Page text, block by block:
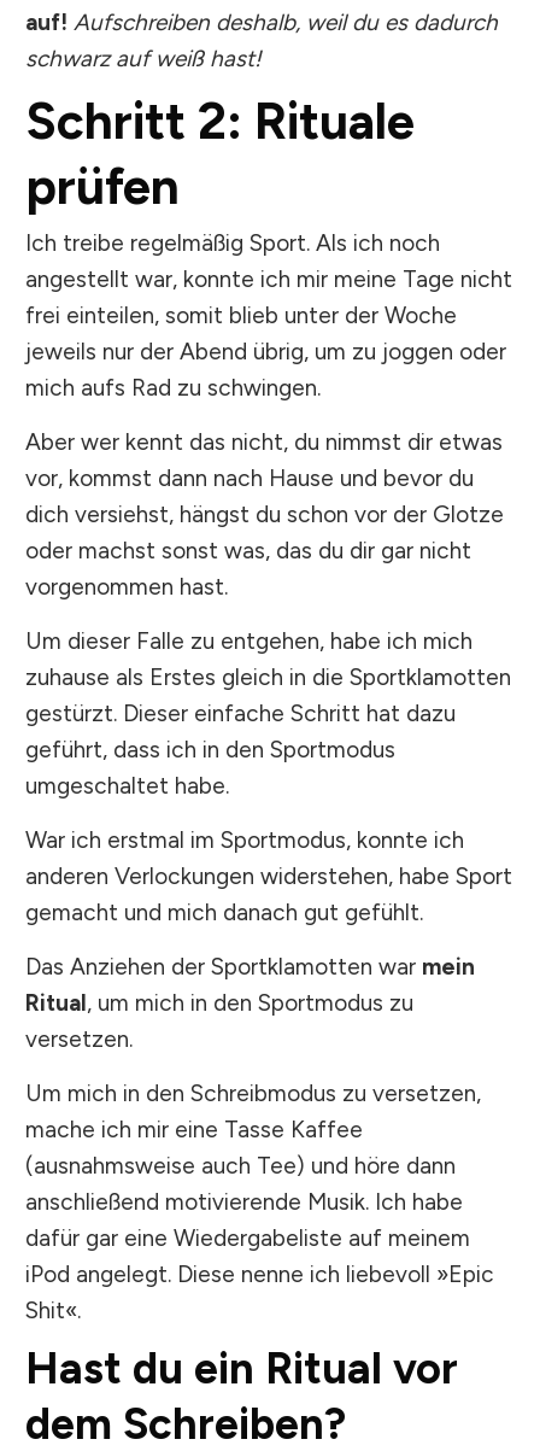
auf! Aufschreiben deshalb, weil du es dadurch
schwarz auf weiß hast!
Schritt 2: Rituale
prüfen
Ich treibe regelmäßig Sport. Als ich noch
angestellt war, konnte ich mir meine Tage nicht
frei einteilen, somit blieb unter der Woche
jeweils nur der Abend übrig, um zu joggen oder
mich aufs Rad zu schwingen.
Aber wer kennt das nicht, du nimmst dir etwas
vor, kommst dann nach Hause und bevor du
dich versiehst, hängst du schon vor der Glotze
oder machst sonst was, das du dir gar nicht
vorgenommen hast.
Um dieser Falle zu entgehen, habe ich mich
zuhause als Erstes gleich in die Sportklamotten
gestürzt. Dieser einfache Schritt hat dazu
geführt, dass ich in den Sportmodus
umgeschaltet habe.
War ich erstmal im Sportmodus, konnte ich
anderen Verlockungen widerstehen, habe Sport
gemacht und mich danach gut gefühlt.
Das Anziehen der Sportklamotten war mein
Ritual, um mich in den Sportmodus zu
versetzen.
Um mich in den Schreibmodus zu versetzen,
mache ich mir eine Tasse Kaffee
(ausnahmsweise auch Tee) und höre dann
anschließend motivierende Musik. Ich habe
dafür gar eine Wiedergabeliste auf meinem
iPod angelegt. Diese nenne ich liebevoll »Epic
Shit«.
Hast du ein Ritual vor
dem Schreiben?